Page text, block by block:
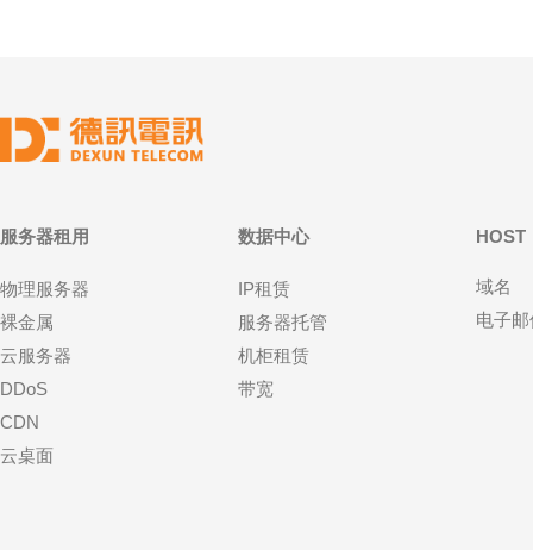
服务器租用
物理服务器
裸金属
云服务器
DDoS
CDN
云桌面
数据中心
IP租赁
服务器托管
机柜租赁
带宽
HOST
域名
电子